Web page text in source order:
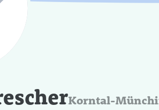
Korntal-